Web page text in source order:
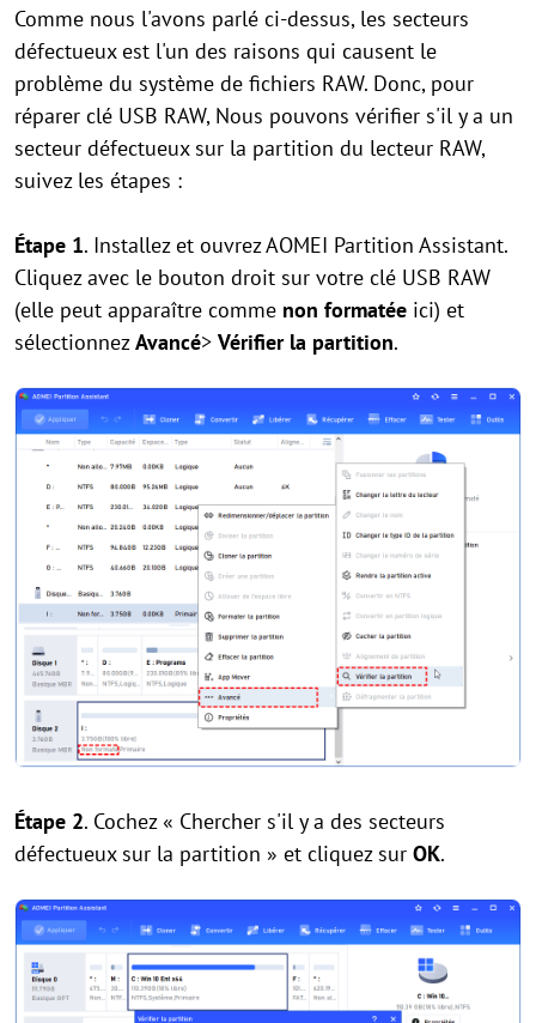
Comme nous l'avons parlé ci-dessus, les secteurs
défectueux est l'un des raisons qui causent le
problème du système de fichiers RAW. Donc, pour
réparer clé USB RAW, Nous pouvons vérifier s'il y a un
secteur défectueux sur la partition du lecteur RAW,
suivez les étapes :
Étape 1. Installez et ouvrez AOMEI Partition Assistant.
Cliquez avec le bouton droit sur votre clé USB RAW
(elle peut apparaître comme non formatée ici) et
sélectionnezAvancé> Vérifier la partition.
Étape 2. Cochez « Chercher s'il y a des secteurs
défectueux sur la partition » et cliquez sur OK.